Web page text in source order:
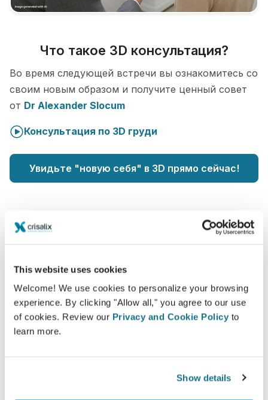
This website uses cookies
Welcome! We use cookies to personalize your browsing
experience. By clicking "Allow all," you agree to our use
of cookies. Review our Privacy and Cookie Policy to
learn more.
Show details
Что такое 3D консультация?
Во время следующей встречи вы ознакомитесь со
своим новым образом и получите ценный совет
от Dr Alexander Slocum
Консультация по 3D груди
Увидьте "новую себя" в 3D прямо сейчас!
Улучшение качества обслуживания
пациентов
Crisalix - это инновационное решение для
улучшения взаимопонимания между врачом и